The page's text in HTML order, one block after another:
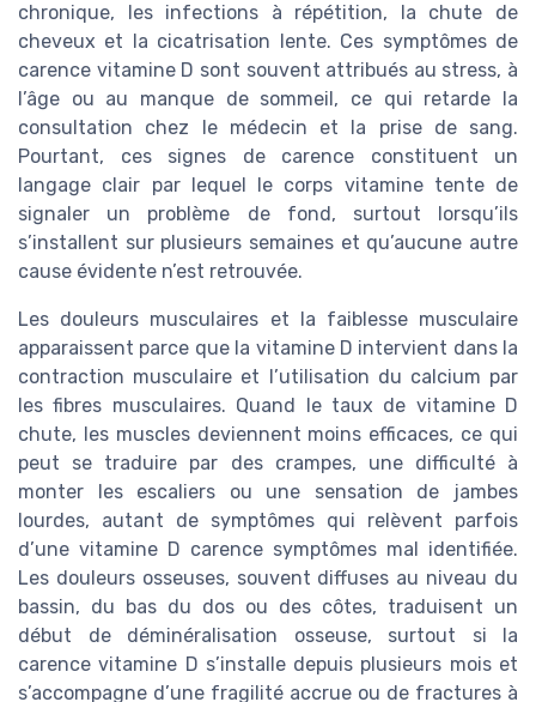
chronique, les infections à répétition, la chute de
cheveux et la cicatrisation lente. Ces symptômes de
carence vitamine D sont souvent attribués au stress, à
l’âge ou au manque de sommeil, ce qui retarde la
consultation chez le médecin et la prise de sang.
Pourtant, ces signes de carence constituent un
langage clair par lequel le corps vitamine tente de
signaler un problème de fond, surtout lorsqu’ils
s’installent sur plusieurs semaines et qu’aucune autre
cause évidente n’est retrouvée.
Les douleurs musculaires et la faiblesse musculaire
apparaissent parce que la vitamine D intervient dans la
contraction musculaire et l’utilisation du calcium par
les fibres musculaires. Quand le taux de vitamine D
chute, les muscles deviennent moins efficaces, ce qui
peut se traduire par des crampes, une difficulté à
monter les escaliers ou une sensation de jambes
lourdes, autant de symptômes qui relèvent parfois
d’une vitamine D carence symptômes mal identifiée.
Les douleurs osseuses, souvent diffuses au niveau du
bassin, du bas du dos ou des côtes, traduisent un
début de déminéralisation osseuse, surtout si la
carence vitamine D s’installe depuis plusieurs mois et
s’accompagne d’une fragilité accrue ou de fractures à